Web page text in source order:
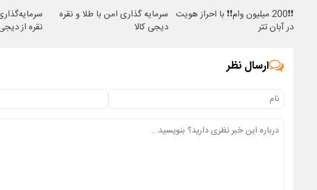
❗❗200 میلیون وام❗❗ با احراز هویت
در آبان تتر
سرمایه گذاری امن با طلا و نقره
دیجی کالا
نقره از
ارسال نظر